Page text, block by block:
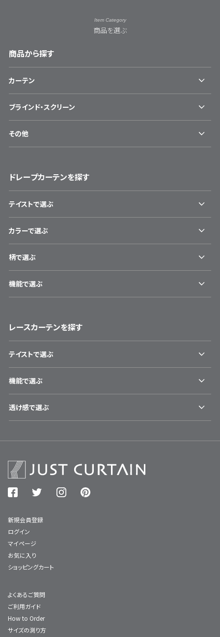
Item Category
商品を選ぶ
商品から探す
カーテン
ブラインド・スクリーン
その他
ドレープカーテンを探す
テイストで選ぶ
カラーで選ぶ
柄で選ぶ
機能で選ぶ
レースカーテンを探す
テイストで選ぶ
機能で選ぶ
透け感で選ぶ
新規会員登録
ログイン
マイページ
お気に入り
ショッピングカート
よくあるご質問
ご利用ガイド
How to Order
サイズの測り方